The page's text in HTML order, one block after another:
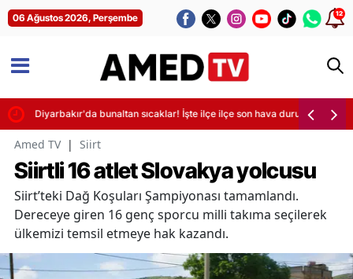
06 Ağustos 2026, Perşembe 12
Diyarbakır'da bunaltan sıcaklar! İşte ilçe ilçe son hava durumu
Amed TV | Siirt
Siirtli 16 atlet Slovakya yolcusu
Siirt’teki Dağ Koşuları Şampiyonası tamamlandı.
Dereceye giren 16 genç sporcu milli takıma seçilerek
ülkemizi temsil etmeye hak kazandı.